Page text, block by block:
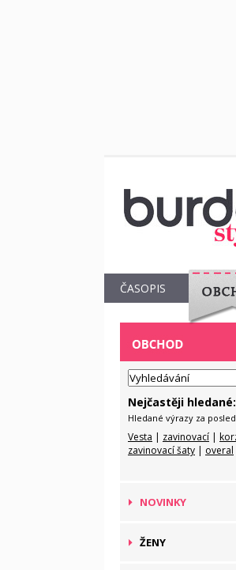
ČASOPIS
Nejčastěji hledané:
Hledané výrazy za
Vesta | zavinovací |
zavinovací šaty | overal
NOVINKY
ŽENY